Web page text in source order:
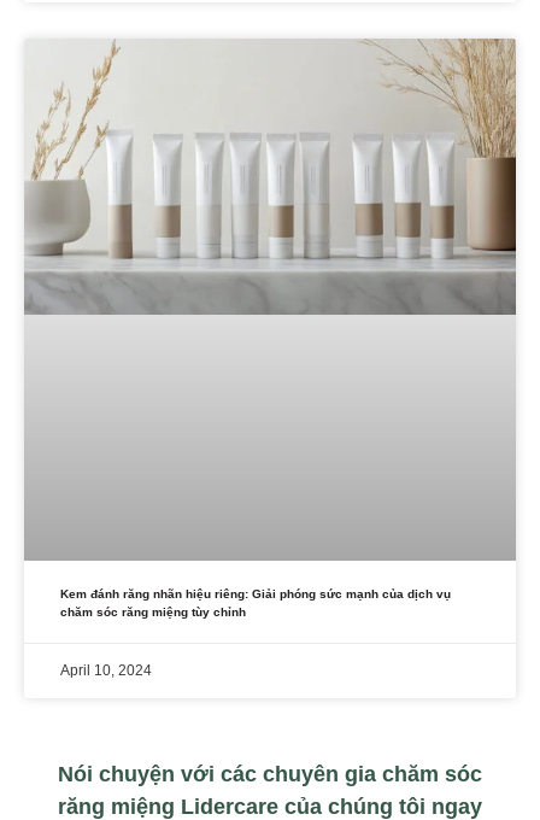
Kem đánh răng nhãn hiệu riêng: Giải phóng sức mạnh của dịch vụ
chăm sóc răng miệng tùy chỉnh
April 10, 2024
Nói chuyện với các chuyên gia chăm sóc
răng miệng Lidercare của chúng tôi ngay